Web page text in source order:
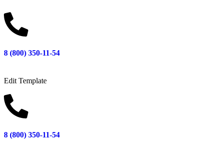
8 (800) 350-11-54
Edit Template
8 (800) 350-11-54